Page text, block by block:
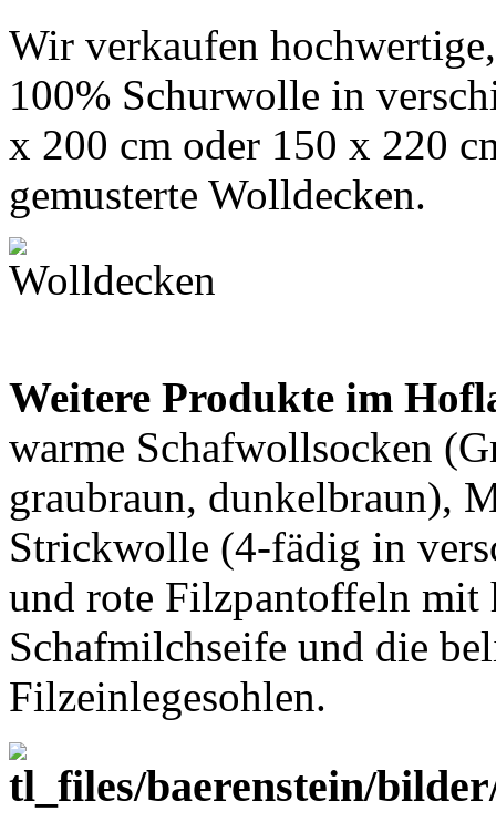
Wir verkaufen
100% Schurwolle in
x 200 cm oder 150 x 220
gemusterte Wolldecken.
Weitere Produkte im
warme Schafwollsocken
graubraun, dunkelbraun),
Strickwolle (4-fädig in
und rote Filzpantoffeln mit
Schafmilchseife und die
Filzeinlegesohlen.